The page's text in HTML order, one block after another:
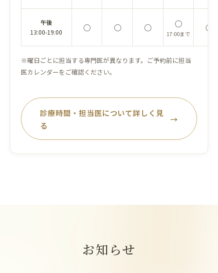
午後
13:00-19:00
○ ○ ○ ○
17:00まで
○
※曜日ごとに担当する専門医が異なります。ご予約前に担当
医カレンダーをご確認ください。
診療時間・担当医について詳しく見
る
→
お知らせ